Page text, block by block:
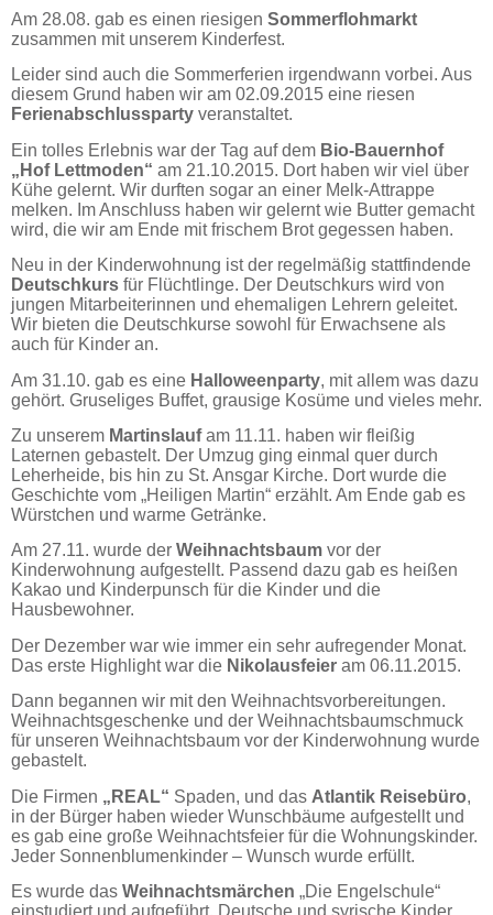
Am 28.08. gab es einen riesigen Sommerflohmarkt
zusammen mit unserem Kinderfest.
Leider sind auch die Sommerferien irgendwann vorbei. Aus
diesem Grund haben wir am 02.09.2015 eine riesen
Ferienabschlussparty veranstaltet.
Ein tolles Erlebnis war der Tag auf dem Bio-Bauernhof
„Hof Lettmoden“ am 21.10.2015. Dort haben wir viel über
Kühe gelernt. Wir durften sogar an einer Melk-Attrappe
melken. Im Anschluss haben wir gelernt wie Butter gemacht
wird, die wir am Ende mit frischem Brot gegessen haben.
Neu in der Kinderwohnung ist der regelmäßig stattfindende
Deutschkurs für Flüchtlinge. Der Deutschkurs wird von
jungen Mitarbeiterinnen und ehemaligen Lehrern geleitet.
Wir bieten die Deutschkurse sowohl für Erwachsene als
auch für Kinder an.
Am 31.10. gab es eine Halloweenparty, mit allem was dazu
gehört. Gruseliges Buffet, grausige Kosüme und vieles mehr.
Zu unserem Martinslaufam 11.11. haben wir fleißig
Laternen gebastelt. Der Umzug ging einmal quer durch
Leherheide, bis hin zu St. Ansgar Kirche. Dort wurde die
Geschichte vom „Heiligen Martin“ erzählt. Am Ende gab es
Würstchen und warme Getränke.
Am 27.11. wurde der Weihnachtsbaum vor der
Kinderwohnung aufgestellt. Passend dazu gab es heißen
Kakao und Kinderpunsch für die Kinder und die
Hausbewohner.
Der Dezember war wie immer ein sehr aufregender Monat.
Das erste Highlight war die Nikolausfeier am 06.11.2015.
Dann begannen wir mit den Weihnachtsvorbereitungen.
Weihnachtsgeschenke und der Weihnachtsbaumschmuck
für unseren Weihnachtsbaum vor der Kinderwohnung wurde
gebastelt.
Die Firmen „REAL“ Spaden, und das Atlantik Reisebüro,
in der Bürger haben wieder Wunschbäume aufgestellt und
es gab eine große Weihnachtsfeier für die Wohnungskinder.
Jeder Sonnenblumenkinder – Wunsch wurde erfüllt.
Es wurde das Weihnachtsmärchen „Die Engelschule“
einstudiert und aufgeführt. Deutsche und syrische Kinder